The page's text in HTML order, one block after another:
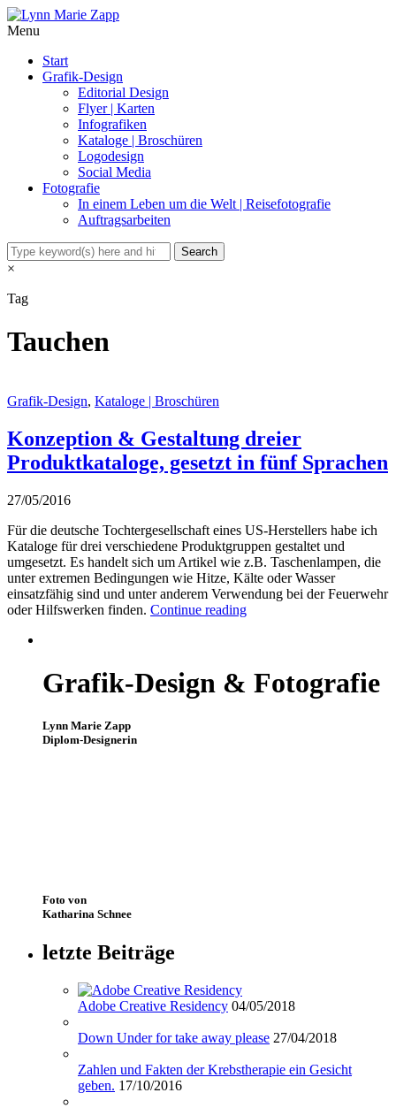
Menu
Start
Grafik-Design
Editorial Design
Flyer | Karten
Infografiken
Kataloge | Broschüren
Logodesign
Social Media
Fotografie
In einem Leben um die Welt | Reisefotografie
Auftragsarbeiten
×
Tag
Tauchen
Grafik-Design, Kataloge | Broschüren
Konzeption & Gestaltung dreier
Produktkataloge, gesetzt in fünf Sprachen
27/05/2016
Für die deutsche Tochtergesellschaft eines US-Herstellers habe ich
Kataloge für drei verschiedene Produktgruppen gestaltet und
umgesetzt. Es handelt sich um Artikel wie z.B. Taschenlampen, die
unter extremen Bedingungen wie Hitze, Kälte oder Wasser
einsatzfähig sind und unter anderem Verwendung bei der Feuerwehr
oder Hilfswerken finden. Continue reading
Grafik-Design & Fotografie
Lynn Marie Zapp
Diplom-Designerin
Foto von
Katharina Schnee
letzte Beiträge
Adobe Creative Residency 04/05/2018
Down Under for take away please 27/04/2018
Zahlen und Fakten der Krebstherapie ein Gesicht
geben. 17/10/2016